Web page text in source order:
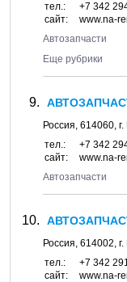
тел.:
+7 342
сайт:
www.na-
Автозапчасти
Еще рубрики
Россия, 614060, г.
тел.:
+7 342
сайт:
www.na-
Автозапчасти
Россия, 614002, г.
тел.:
+7 342
сайт:
www.na-